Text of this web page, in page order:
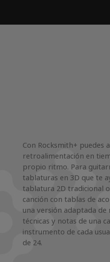
Con Rocksmith+ puedes
retroalimentación en
propio ritmo. Para
tablaturas en 3D que te
tablatura 2D tradicional
canción con tablas de
una versión adaptada
técnicas y notas de una
instrumento de cada
de 24.